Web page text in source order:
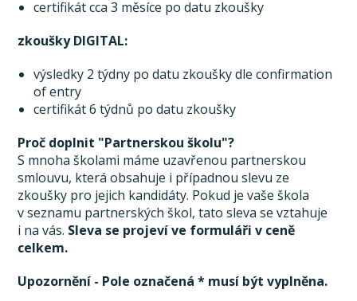
certifikát cca 3 měsíce po datu zkoušky
zkoušky DIGITAL:
výsledky 2 týdny po datu zkoušky dle confirmation
of entry
certifikát 6 týdnů po datu zkoušky
Proč doplnit "Partnerskou školu"?
S mnoha školami máme uzavřenou partnerskou
smlouvu, která obsahuje i případnou slevu ze
zkoušky pro jejich kandidáty. Pokud je vaše škola
v seznamu partnerských škol, tato sleva se vztahuje
i na vás. Sleva se projeví ve formuláři v ceně
celkem.
Upozornění - Pole označená * musí být vyplněna.